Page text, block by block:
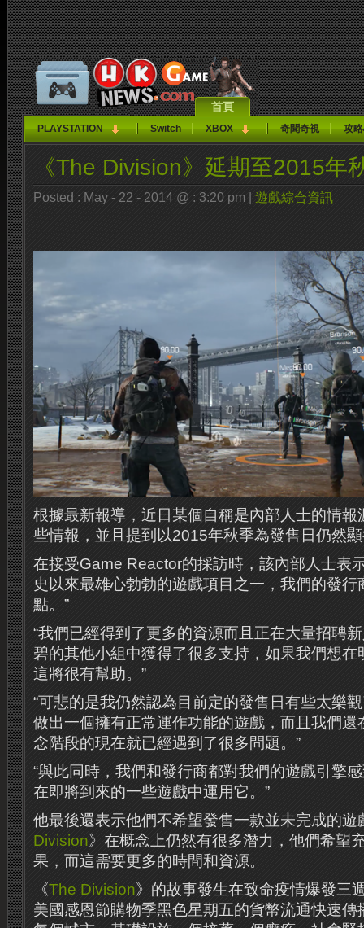
首頁
PLAYSTATION Switch XBOX 奇聞奇視 攻
《The Division》延期至2015年
Posted : May - 22 - 2014 @ : 3:20 pm | 遊戲綜合資訊
根據最新報導，近日某個自稱是內部人士的情報
些情報，並且提到以2015年秋季為發售日仍然
在接受Game Reactor的採訪時，該內部人士表
史以來最雄心勃勃的遊戲項目之一，我們的發
點。”
“我們已經得到了更多的資源而且正在大量招聘
碧的其他小組中獲得了很多支持，如果我們想
這將很有幫助。”
“可悲的是我仍然認為目前定的發售日有些太樂
做出一個擁有正常運作功能的遊戲，而且我們還
念階段的現在就已經遇到了很多問題。”
“與此同時，我們和發行商都對我們的遊戲引擎
在即將到來的一些遊戲中運用它。”
他最後還表示他們不希望發售一款並未完成的遊
Division》在概念上仍然有很多潛力，他們希望
果，而這需要更多的時間和資源。
《The Division》的故事發生在致命疫情爆發三
美國感恩節購物季黑色星期五的貨幣流通快速